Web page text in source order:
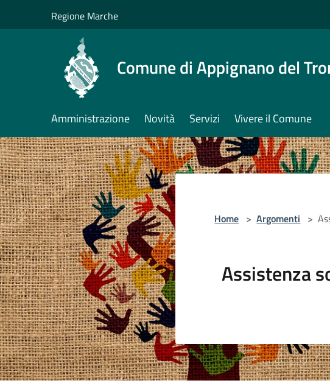
Regione Marche
Comune di Appignano del
Amministrazione Novità Servizi Vivere il Comune
Home > Argomenti >
Assistenza